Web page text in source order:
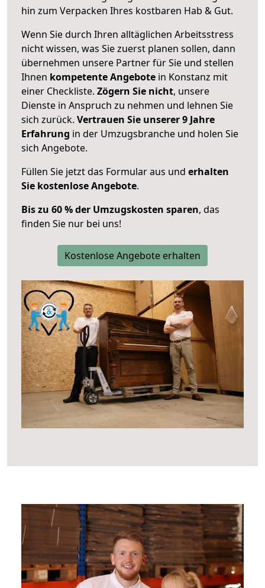
hin zum Verpacken Ihres kostbaren Hab & Gut.
Wenn Sie durch Ihren alltäglichen Arbeitsstress
nicht wissen, was Sie zuerst planen sollen, dann
übernehmen unsere Partner für Sie und stellen
Ihnen kompetente Angebote in Konstanz mit
einer Checkliste. Zögern Sie nicht, unsere
Dienste in Anspruch zu nehmen und lehnen Sie
sich zurück. Vertrauen Sie unserer 9 Jahre
Erfahrung in der Umzugsbranche und holen Sie
sich Angebote.
Füllen Sie jetzt das Formular aus und erhalten
Sie kostenlose Angebote.
Bis zu 60 % der Umzugskosten sparen, das
finden Sie nur bei uns!
Kostenlose Angebote erhalten